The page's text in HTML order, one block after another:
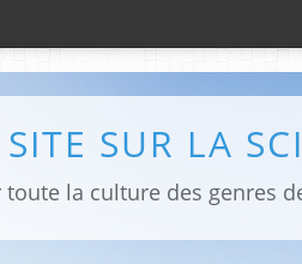
SITE SUR LA